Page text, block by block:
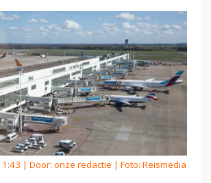
| Door: onze redactie | Foto: Reismedia